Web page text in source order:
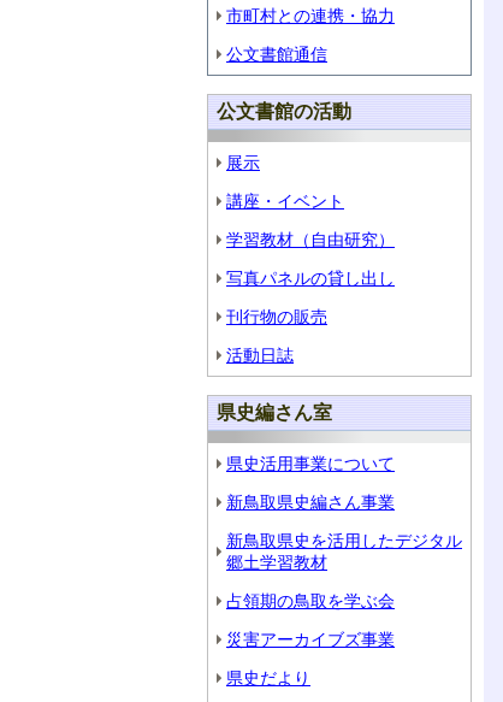
市町村との連携・協力
公文書館通信
公文書館の活動
展示
講座・イベント
学習教材（自由研究）
写真パネルの貸し出し
刊行物の販売
活動日誌
県史編さん室
県史活用事業について
新鳥取県史編さん事業
新鳥取県史を活用したデジタル
郷土学習教材
占領期の鳥取を学ぶ会
災害アーカイブズ事業
県史だより